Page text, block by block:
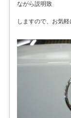
ながら説明致
しますので、お気